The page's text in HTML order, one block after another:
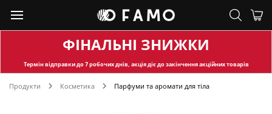
ФІНАЛЬНІ ЗНИЖКИ
Термін відправкидо 7 робочих днів, акція діє до закінчення акційних товарів
Продукти Косметика Парфуми та аромати для тіла